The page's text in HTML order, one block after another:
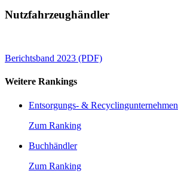
Nutzfahrzeughändler
Berichtsband 2023 (PDF)
Weitere Rankings
Entsorgungs- & Recyclingunternehmen
Zum Ranking
Buchhändler
Zum Ranking